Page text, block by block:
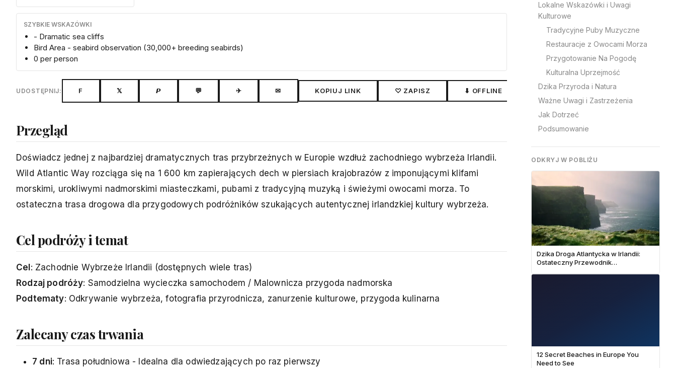
SZYBKIE WSKAZÓWKI
- Dramatic sea cliffs
Bird Area - seabird observation (30,000+ breeding seabirds)
0 per person
UDOSTĘPNIJ: F 𝕏 𝙋 💬 ✈ ✉ KOPIUJ LINK ♡ ZAPISZ ⬇ OFFLINE
Przegląd
Doświadcz jednej z najbardziej dramatycznych tras przybrzeżnych w Europie wzdłuż zachodniego wybrzeża Irlandii.
Wild Atlantic Way rozciąga się na 1 600 km zapierających dech w piersiach krajobrazów z imponującymi klifami
morskimi, urokliwymi nadmorskimi miasteczkami, pubami z tradycyjną muzyką i świeżymi owocami morza. To
ostateczna trasa drogowa dla przygodowych podróżników szukających autentycznej irlandzkiej kultury wybrzeża.
Cel podróży i temat
Cel: Zachodnie Wybrzeże Irlandii (dostępnych wiele tras)
Rodzaj podróży: Samodzielna wycieczka samochodem / Malownicza przygoda nadmorska
Podtematy: Odkrywanie wybrzeża, fotografia przyrodnicza, zanurzenie kulturowe, przygoda kulinarna
Zalecany czas trwania
7 dni: Trasa południowa - Idealna dla odwiedzających po raz pierwszy
Lokalne Wskazówki i Uwagi
Kulturowe
Tradycyjne Puby Muzyczne
Restauracje z Owocami Morza
Przygotowanie Na Pogodę
Kulturalna Uprzejmość
Dzika Przyroda i Natura
Ważne Uwagi i Zastrzeżenia
Jak Dotrzeć
Podsumowanie
ODKRYJ W POBLIŻU
Dzika Droga Atlantycka w Irlandii:
Ostateczny Przewodnik
12 Secret Beaches in Europe You
Need to See